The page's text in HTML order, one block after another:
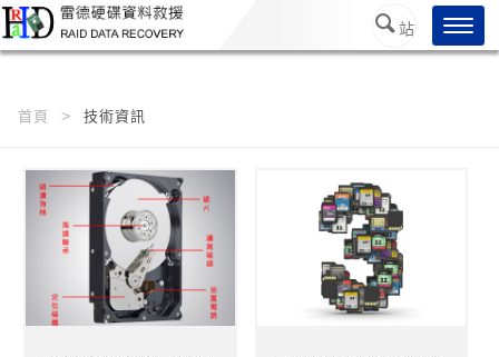
/**/
站
內搜
首頁 技術資訊